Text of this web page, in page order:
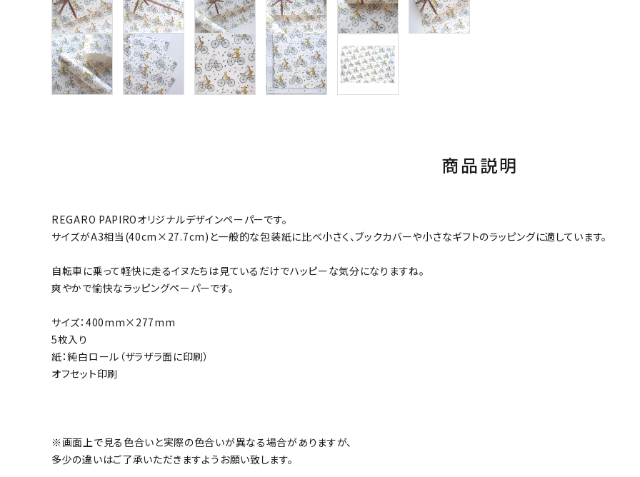
商品説明
REGARO PAPIROオリジナルデザインペーパーです。
サイズがA3相当(40cm×27.7cm)と一般的な包装紙に比べ小さく、ブックカバーや小さなギフトのラッピングに適しています。
自転車に乗って軽快に走るイヌたちは見ているだけでハッピーな気分になりますね。
爽やかで愉快なラッピングペーパーです。
サイズ：400mm×277mm
5枚入り
紙：純白ロール（ザラザラ面に印刷）
オフセット印刷
※画面上で見る色合いと実際の色合いが異なる場合がありますが、
多少の違いはご了承いただきますようお願い致します。